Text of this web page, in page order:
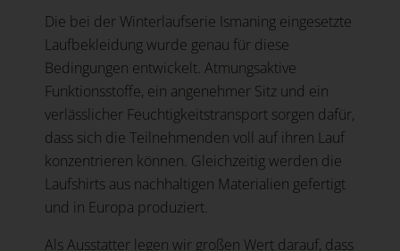
Die bei der Winterlaufserie Ismaning eingesetzte
Laufbekleidung wurde genau für diese
Bedingungen entwickelt. Atmungsaktive
Funktionsstoffe, ein angenehmer Sitz und ein
verlässlicher Feuchtigkeitstransport sorgen dafür,
dass sich die Teilnehmenden voll auf ihren Lauf
konzentrieren können. Gleichzeitig werden die
Laufshirts aus nachhaltigen Materialien gefertigt
und in Europa produziert.
Als Ausstatter legen wir großen Wert darauf, dass